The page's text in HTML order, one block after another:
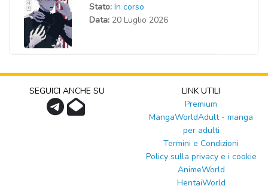
Stato: In corso
Data: 20 Luglio 2026
SEGUICI ANCHE SU
LINK UTILI
Premium
MangaWorldAdult - manga
per adulti
Termini e Condizioni
Policy sulla privacy e i cookie
AnimeWorld
HentaiWorld